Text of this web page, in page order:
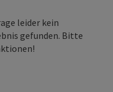
leider kein
gefunden. Bitte